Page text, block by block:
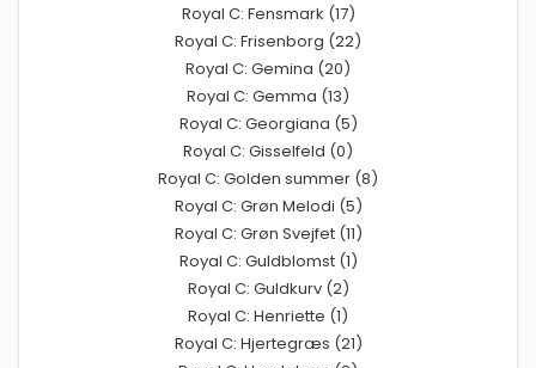
Royal C: Fensmark (17)
Royal C: Frisenborg (22)
Royal C: Gemina (20)
Royal C: Gemma (13)
Royal C: Georgiana (5)
Royal C: Gisselfeld (0)
Royal C: Golden summer (8)
Royal C: Grøn Melodi (5)
Royal C: Grøn Svejfet (11)
Royal C: Guldblomst (1)
Royal C: Guldkurv (2)
Royal C: Henriette (1)
Royal C: Hjertegræs (21)